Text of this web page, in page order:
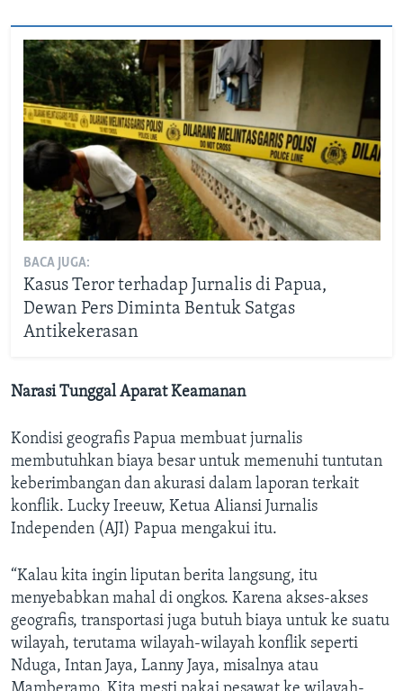
BACA JUGA:
Kasus Teror terhadap Jurnalis di Papua,
Dewan Pers Diminta Bentuk Satgas
Antikekerasan
Narasi Tunggal Aparat Keamanan
Kondisi geografis Papua membuat jurnalis
membutuhkan biaya besar untuk memenuhi tuntutan
keberimbangan dan akurasi dalam laporan terkait
konflik. Lucky Ireeuw, Ketua Aliansi Jurnalis
Independen (AJI) Papua mengakui itu.
“Kalau kita ingin liputan berita langsung, itu
menyebabkan mahal di ongkos. Karena akses-akses
geografis, transportasi juga butuh biaya untuk ke suatu
wilayah, terutama wilayah-wilayah konflik seperti
Nduga, Intan Jaya, Lanny Jaya, misalnya atau